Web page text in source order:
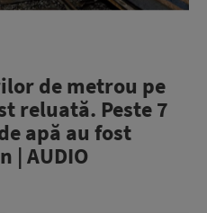
de metrou pe
reluată. Peste 7
apă au fost
| AUDIO